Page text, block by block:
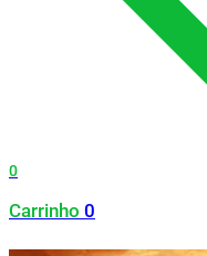
0
Carrinho 0